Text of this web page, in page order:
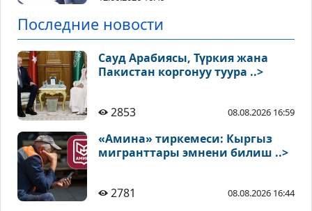
Последние новости
Сауд Арабиясы, Түркия жана
Пакистан коргонуу туура ..>
2853 08.08.2026 16:59
«Амина» тиркемеси: Кыргыз
мигранттары эмнени билиш ..>
2781 08.08.2026 16:44